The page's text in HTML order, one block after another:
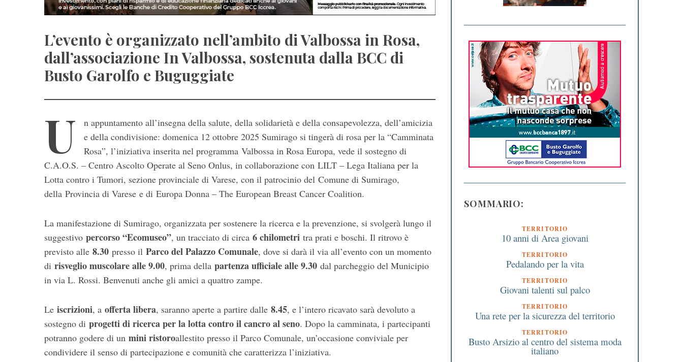
L’evento è organizzato nell’ambito di Valbossa in Rosa,
dall’associazione In Valbossa, sostenuta dalla BCC di
Busto Garolfo e Buguggiate
U
n appuntamento all’insegna della salute, della solidarietà e della consapevolezza, dell’amicizia
e della condivisione: domenica 12 ottobre 2025 Sumirago si tingerà di rosa per la “Camminata
Rosa”, l’iniziativa inserita nel programma Valbossa in Rosa Europa, vede il sostegno di
C.A.O.S. – Centro Ascolto Operate al Seno Onlus, in collaborazione con LILT – Lega Italiana per la
Lotta contro i Tumori, sezione provinciale di Varese, con il patrocinio del Comune di Sumirago,
della Provincia di Varese e di Europa Donna – The European Breast Cancer Coalition.
La manifestazione di Sumirago, organizzata per sostenere la ricerca e la prevenzione, si svolgerà lungo il
suggestivo percorso “Ecomuseo”, un tracciato di circa 6 chilometri tra prati e boschi. Il ritrovo è
previsto alle 8.30 presso il Parco del Palazzo Comunale, dove si darà il via all’evento con un momento
di risveglio muscolare alle 9.00, prima della partenza ufficiale alle 9.30 dal parcheggio del Municipio
in via L. Rossi. Benvenuti anche gli amici a quattro zampe.
Le iscrizioni, a offerta libera, saranno aperte a partire dalle 8.45, e l’intero ricavato sarà devoluto a
sostegno di progetti di ricerca per la lotta contro il cancro al seno. Dopo la camminata, i partecipanti
potranno godere di un mini ristoroallestito presso il Parco Comunale, un’occasione conviviale per
condividere il senso di partecipazione e comunità che caratterizza l’iniziativa.
SOMMARIO:
TERRITORIO
10 anni di Area giovani
TERRITORIO
Pedalando per la vita
TERRITORIO
Giovani talenti sul palco
TERRITORIO
Una rete per la sicurezza del territorio
TERRITORIO
Busto Arsizio al centro del sistema moda
italiano
S
a
c
h
f
o